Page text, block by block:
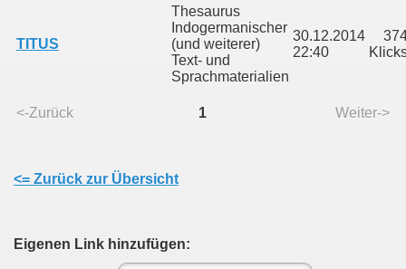
TITUS
Thesaurus
Indogermanischer
(und weiterer)
Text- und
Sprachmaterialien
30.12.2014
22:40
<-Zurück 1 Weiter->
<= Zurück zur Übersicht
Eigenen Link hinzufügen: